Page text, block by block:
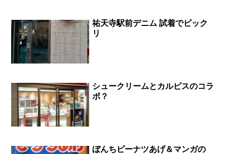
祐天寺駅前デニム 試着でビック
リ
シュークリームとカルピスのコラ
ボ？
ぼんちピーナツあげ＆マンガの